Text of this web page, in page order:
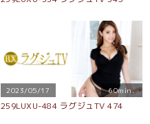
2023/05/17 60min.
259LUXU-484 ラグジュTV 474